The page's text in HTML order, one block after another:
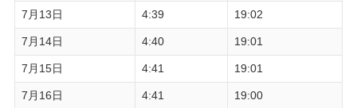
7月13日 4:39 19:02
7月14日 4:40 19:01
7月15日 4:41 19:01
7月16日 4:41 19:00